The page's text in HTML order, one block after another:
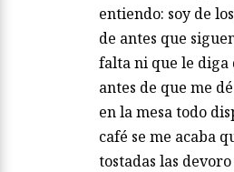
entiendo: soy de
de antes que
falta ni que le diga
antes de que me
en la mesa todo
café se me acaba
tostadas las